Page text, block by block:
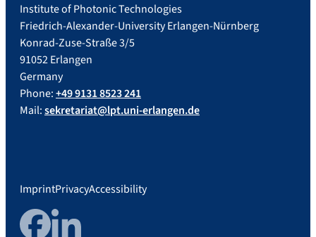
Institute of Photonic Technologies
Friedrich-Alexander-University Erlangen-Nürnberg
Konrad-Zuse-Straße 3/5
91052 Erlangen
Germany
Phone:+49 9131 8523 241
Mail:sekretariat@lpt.uni-erlangen.de
ImprintPrivacyAccessibility
FacebookLinkedIn